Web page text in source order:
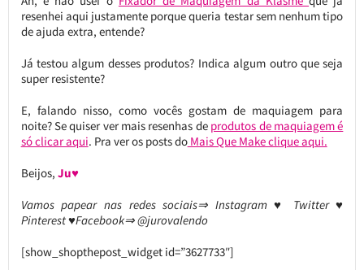
resenhei aqui justamente porque queria testar sem nenhum tipo
de ajuda extra, entende?
Já testou algum desses produtos? Indica algum outro que seja
super resistente?
E, falando nisso, como vocês gostam de maquiagem para
noite? Se quiser ver mais resenhas de produtos de maquiagem é
só clicar aqui. Pra ver os posts doMais Que Make clique aqui.
Beijos, Ju♥
Vamos papear nas redes sociais⇒ Instagram ♥ Twitter ♥
Pinterest ♥Facebook⇒ @jurovalendo
[show_shopthepost_widget id=”3627733″]